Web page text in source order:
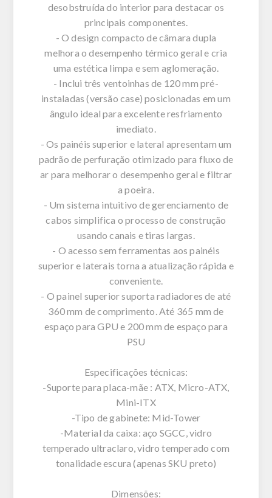
desobstruída do interior para destacar os
principais componentes.
- O design compacto de câmara dupla
melhora o desempenho térmico geral e cria
uma estética limpa e sem aglomeração.
- Inclui três ventoinhas de 120 mm pré-
instaladas (versão case) posicionadas em um
ângulo ideal para excelente resfriamento
imediato.
- Os painéis superior e lateral apresentam um
padrão de perfuração otimizado para fluxo de
ar para melhorar o desempenho geral e filtrar
a poeira.
- Um sistema intuitivo de gerenciamento de
cabos simplifica o processo de construção
usando canais e tiras largas.
- O acesso sem ferramentas aos painéis
superior e laterais torna a atualização rápida e
conveniente.
- O painel superior suporta radiadores de até
360 mm de comprimento. Até 365 mm de
espaço para GPU e 200 mm de espaço para
PSU
Especificações técnicas:
-Suporte para placa-mãe : ATX, Micro-ATX,
Mini-ITX
-Tipo de gabinete: Mid-Tower
-Material da caixa: aço SGCC, vidro
temperado ultraclaro, vidro temperado com
tonalidade escura (apenas SKU preto)
Dimensões: